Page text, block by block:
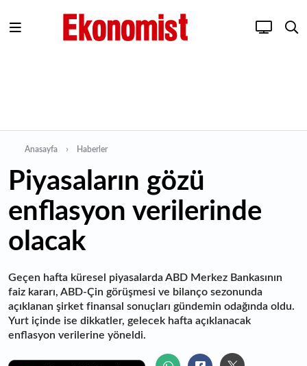
Anasayfa Haberler
Piyasaların gözü
enflasyon verilerinde
olacak
Geçen hafta küresel piyasalarda ABD Merkez Bankasının
faiz kararı, ABD-Çin görüşmesi ve bilanço sezonunda
açıklanan şirket finansal sonuçları gündemin odağında oldu.
Yurt içinde ise dikkatler, gelecek hafta açıklanacak
enflasyon verilerine yöneldi.